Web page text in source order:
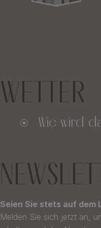
WETTER
Wie wird
Seien Sie stets auf dem
Melden Sie sich jetzt an,